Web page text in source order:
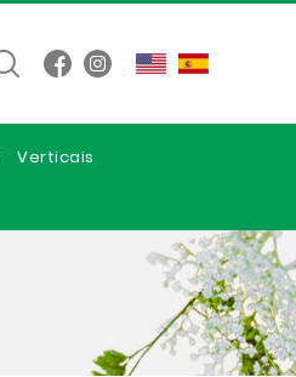
Verticais